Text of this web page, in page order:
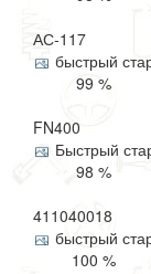
АС-117
быстрый
99 %
FN400
Быстрый
98 %
411040018
быстрый
100 %